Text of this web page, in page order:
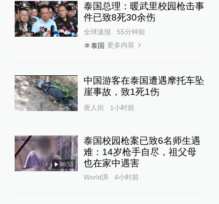
泰国总理：暖武里校园枪击事
件已致8死30余伤
全球速报
55分钟前
泰国 更多内容
中国游客在泰国遭遇摩托车坠
崖事故，致1死1伤
唐人街 1小时前
00:53
泰国校园枪案已致6名师生遇
难：14岁枪手自尽，祖父母
也在家中遇害
World湃 4小时前